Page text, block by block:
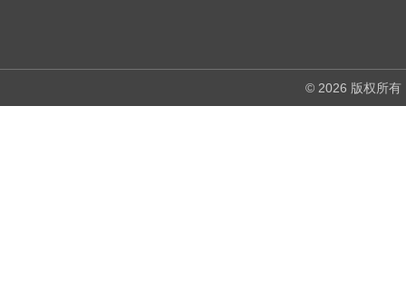
© 2026 版权所